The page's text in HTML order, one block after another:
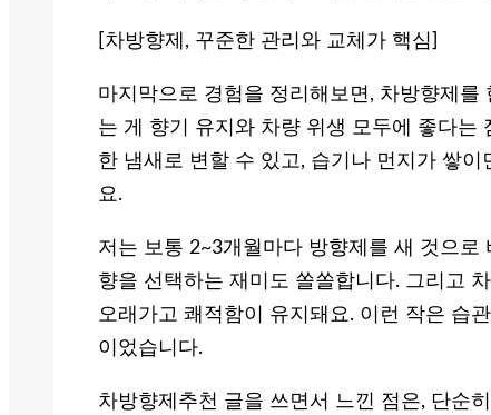
[차방향제, 꾸준한 관리와 교체가 핵심]
마지막으로 경험을 정리해보면, 차방향제
는 게 향기 유지와 차량 위생 모두에 좋다는
한 냄새로 변할 수 있고, 습기나 먼지가 쌓
요.
저는 보통 2~3개월마다 방향제를 새 것으
향을 선택하는 재미도 쏠쏠합니다. 그리고
오래가고 쾌적함이 유지돼요. 이런 작은 습
이었습니다.
차방향제추천 글을 쓰면서 느낀 점은, 단순